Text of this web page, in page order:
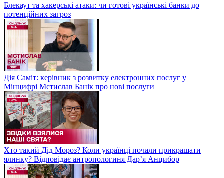
Блекаут та хакерські атаки: чи готові українські банки до
потенційних загроз
Дія Саміт: керівник з розвитку електронних послуг у
Мінцифрі Мстислав Банік про нові послуги
Хто такий Дід Мороз? Коли українці почали прикрашати
ялинку? Відповідає антропологиня Дарʼя Анцибор